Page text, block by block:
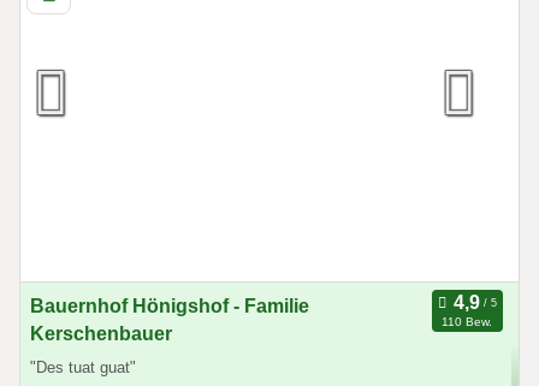
Bauernhof Hönigshof - Familie
Kerschenbauer
110 Bew.
"Des tuat guat"